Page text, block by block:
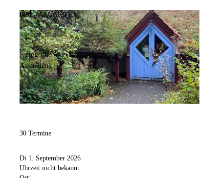
Bild: © AGARD e.V.
Kategorie:
Ausstellung
30 Termine
Di 1. September 2026
Uhrzeit nicht bekannt